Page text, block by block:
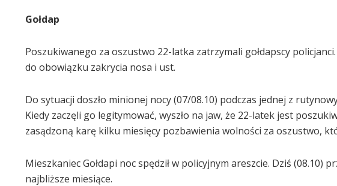
Gołdap
Poszukiwanego za oszustwo 22-latka zatrzymali gołdapscy
do obowiązku zakrycia nosa i ust.
Do sytuacji doszło minionej nocy (07/08.10) podczas jednej z
Kiedy zaczęli go legitymować, wyszło na jaw, że 22-latek jest
zasądzoną karę kilku miesięcy pozbawienia wolności za oszustwo,
Mieszkaniec Gołdapi noc spędził w policyjnym areszcie. Dziś (08.10)
najbliższe miesiące.